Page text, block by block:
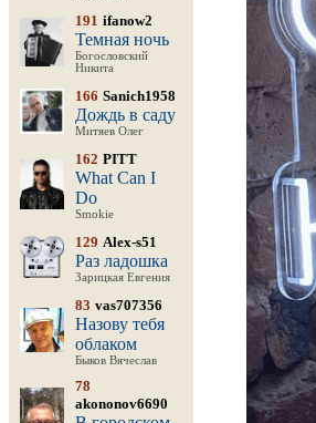
191 ifanow2
Темная ночь
Богословский
Никита
166 Sanich1958
Дождь в саду
Митяев Олег
162 PITT
What Can I
Do
Smokie
129 Alex-s51
Раз ладошка
Зарицкая Евгения
83 vas707356
Назову тебя
облаком
Быков Вячеслав
78
akononov6690